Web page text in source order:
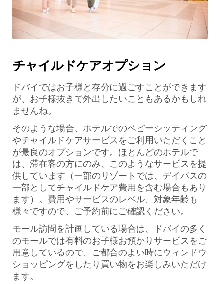
チャイルドケアオプション
ドバイではお子様と存分に過ごすことができます
が、お子様抜きで外出したいこともあるかもしれ
ませんね。
そのような場合、ホテルでのベビーシッティング
やチャイルドケアサービスをご利用いただくこと
が最良のオプションです。ほとんどのホテルで
は、滞在客の方にのみ、このようなサービスを提
供しています（一部のリゾートでは、デイパスの
一部としてチャイルドケア費用を含む場合もあり
ます）。費用やサービスのレベル、対象年齢も
様々ですので、ご予約前にご確認ください。
モール訪問を計画している場合は、ドバイの多く
のモールでは有料のお子様お預かりサービスをご
用意しているので、ご都合のよい時にウィンドウ
ショッピングをしたり買い物をお楽しみいただけ
ます。